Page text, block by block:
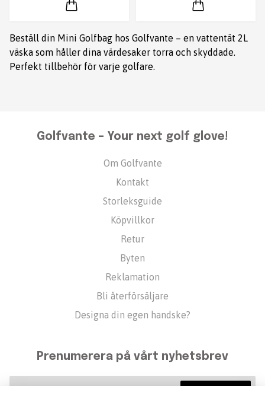
Beställ din Mini Golfbag hos Golfvante – en vattentät 2L
väska som håller dina värdesaker torra och skyddade.
Perfekt tillbehör för varje golfare.
Golfvante – Your next golf glove!
Om Golfvante
Kontakt
Storleksguide
Köpvillkor
Retur
Byten
Reklamation
Bli återförsäljare
Designa din egen handske?
Prenumerera på vårt nyhetsbrev